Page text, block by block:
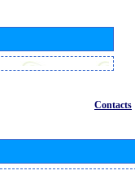
Contacts